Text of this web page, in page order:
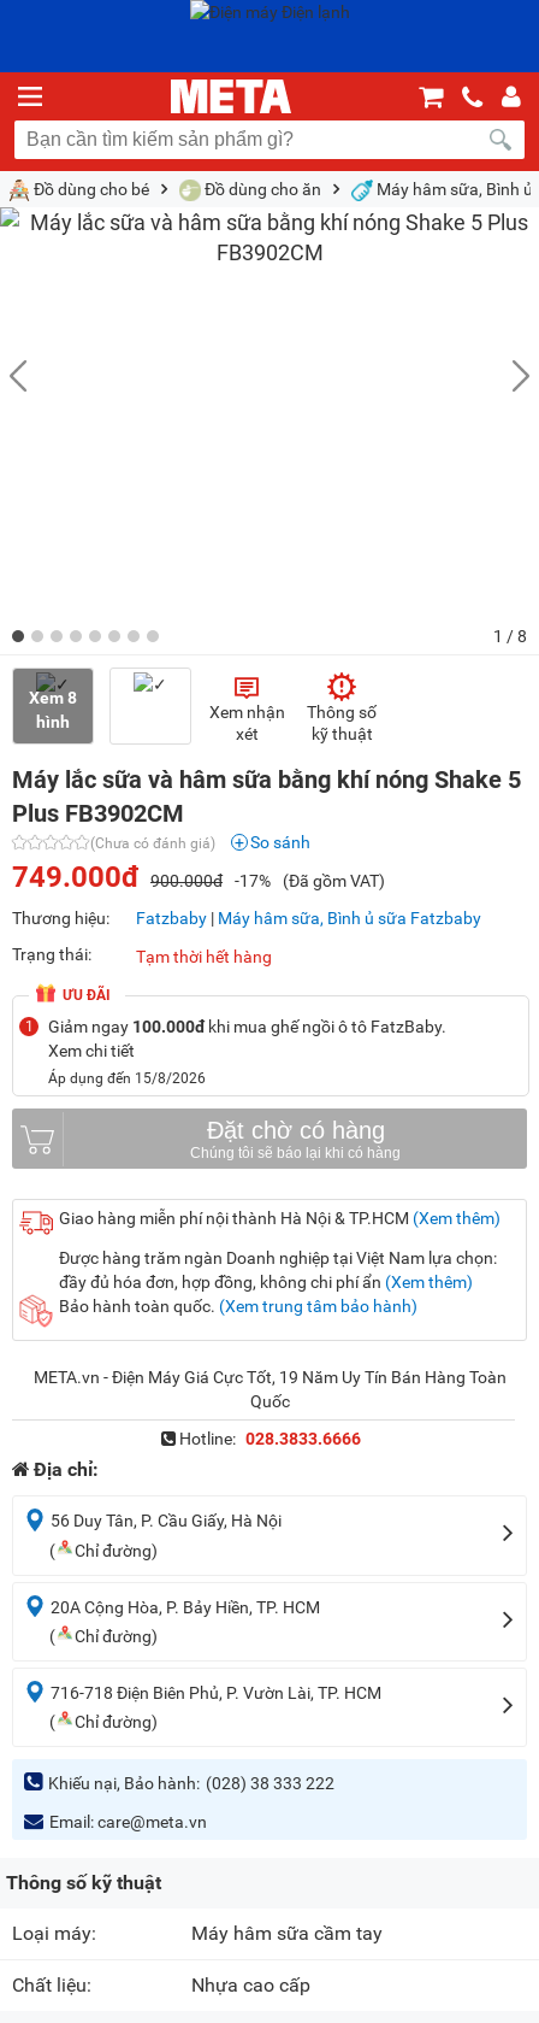
Đồ dùng cho bé Đồ dùng cho ăn Máy hâm sữa, Bình ủ
1 / 8
Xem 8
hình
Xem nhận
xét
Thông số
kỹ thuật
Máy lắc sữa và hâm sữa bằng khí nóng Shake 5
Plus FB3902CM
(Chưa có đánh giá) So sánh
749.000đ 900.000đ -17%
(Đã gồm VAT)
Thương hiệu:
Fatzbaby | Máy hâm sữa, Bình ủ sữa Fatzbaby
Trạng thái:
Tạm thời hết hàng
ƯU ĐÃI
1
Giảm ngay 100.000đkhi mua ghế ngồi ô tô FatzBaby.
Xem chi tiết
Áp dụng đến 15/8/2026
Đặt chờ có hàng
Giao hàng miễn phí nội thành Hà Nội & TP.HCM (Xem thêm)
Được hàng trăm ngàn Doanh nghiệp tại Việt Nam lựa chọn:
đầy đủ hóa đơn, hợp đồng, không chi phí ẩn (Xem thêm)
Bảo hành toàn quốc. (Xem trung tâm bảo hành)
META.vn - Điện Máy Giá Cực Tốt, 19 Năm Uy Tín Bán Hàng Toàn
Quốc
Hotline: 028.3833.6666
Địa chỉ:
56 Duy Tân, P. Cầu Giấy, Hà Nội
(
Chỉ đường)
20A Cộng Hòa, P. Bảy Hiền, TP. HCM
(
Chỉ đường)
716-718 Điện Biên Phủ, P. Vườn Lài, TP. HCM
(
Chỉ đường)
Khiếu nại, Bảo hành: (028) 38 333 222
Email:care@meta.vn
Thông số kỹ thuật
Loại máy: Máy hâm sữa cầm tay
Chất liệu: Nhựa cao cấp